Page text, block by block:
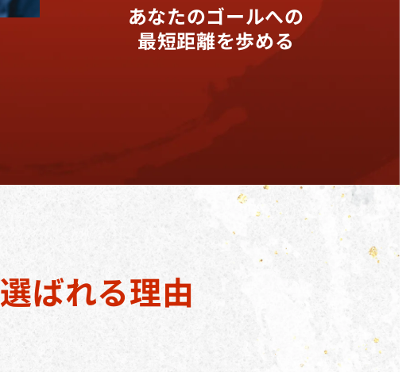
あなたのゴールへの
最短距離を歩める
選ばれる理由